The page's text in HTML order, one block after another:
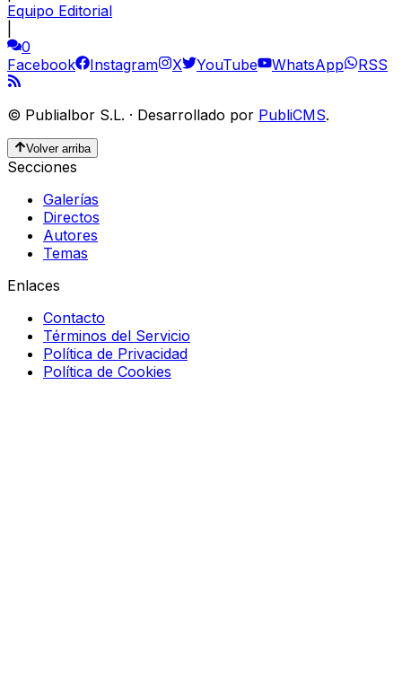
Equipo Editorial
0
Facebook
Instagram X YouTube WhatsApp RSS
© Publialbor S.L. · Desarrollado por PubliCMS.
Volver arriba
Secciones
Galerías
Directos
Autores
Temas
Enlaces
Contacto
Términos del Servicio
Política de Privacidad
Política de Cookies